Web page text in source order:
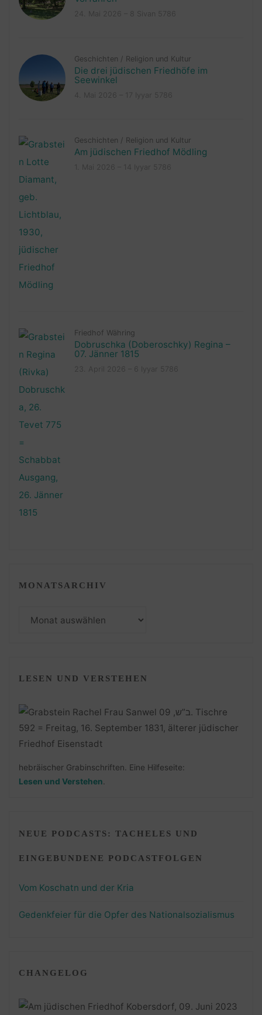
Geschichten / Religion und Kultur
Die drei jüdischen Friedhöfe im
Seewinkel
Geschichten / Religion und Kultur
Am jüdischen Friedhof Mödling
Friedhof Währing
Dobruschka (Doberoschky) Regina –
07. Jänner 1815
MONATSARCHIV
LESEN UND VERSTEHEN
hebräischer Grabinschriften. Eine Hilfeseite:
Lesen und Verstehen
NEUE PODCASTS: TACHELES UND
EINGEBUNDENE PODCASTFOLGEN
Vom Koschatn und der Kria
Gedenkfeier für die Opfer des Nationalsozialismus
CHANGELOG